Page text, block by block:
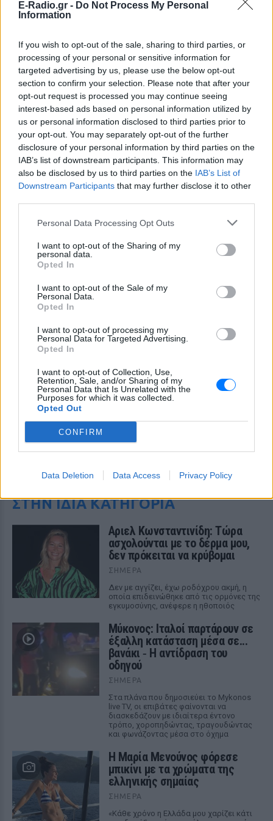
E-Radio.gr - Do Not Process My Personal
Information
If you wish to opt-out of the sale, sharing to third parties, or
processing of your personal or sensitive information for
targeted advertising by us, please use the below opt-out
section to confirm your selection. Please note that after your
opt-out request is processed you may continue seeing
interest-based ads based on personal information utilized by
us or personal information disclosed to third parties prior to
your opt-out. You may separately opt-out of the further
disclosure of your personal information by third parties on the
IAB’s list of downstream participants. This information may
also be disclosed by us to third parties on the IAB’s List of
Downstream Participants that may further disclose it to other
Personal Data Processing Opt Outs
I want to opt-out of the Sharing of my
personal data.
Opted In
I want to opt-out of the Sale of my
Personal Data.
Opted In
I want to opt-out of processing my
Personal Data for Targeted Advertising.
Opted In
I want to opt-out of Collection, Use,
Retention, Sale, and/or Sharing of my
Personal Data that Is Unrelated with the
Purposes for which it was collected.
Opted Out
CONFIRM
Data Deletion Data Access Privacy Policy
Ακολουθήστε το E-Radio.gr στο Google News
και μάθετε πρώτοι τα πιο hot νέα
Διαβάστε περισσότερα θέματα γιαΜόδα
Ομορφιά,Σχέσειςκαι φυσικάCelebrities στο νέο
Pink.gr!
Ακολουθήστε το E-Radio.gr και στο Instagram
ΔΙΑΦΗΜΙΣΗ
ΔΕΙΤΕ ΕΠΙΣΗΣ
ΣΤΗΝ ΙΔΙΑ ΚΑΤΗΓΟΡΙΑ
Αριελ Κωνσταντινίδη: Τώρα
ασχολούνται με το δέρμα μου,
δεν πρόκειται να κρύβομαι
ΣΉΜΕΡΑ
Δεν με αγγίζει, έχω ροδόχρου ακμή, η
οποία επιδεινώθηκε από τις ορμόνες της
εγκυμοσύνης, ανέφερε η ηθοποιός
Μύκονος: Ιταλοί παρτάρουν σε
έξαλλη κατάσταση μέσα σε...
βανάκι ‑ Η αντίδραση του
οδηγού
ΣΉΜΕΡΑ
Στα πλάνα που δημοσιεύει το Mykonos
live TV, οι επιβάτες φαίνονται να
διασκεδάζουν με ιδιαίτερα έντονο
τρόπο, χοροπηδώντας, τραγουδώντας
και φωνάζοντας μέσα στο όχημα
Η Μαρία Μενούνος φόρεσε
μπικίνι με τα χρώματα της
ελληνικής σημαίας
ΣΉΜΕΡΑ
«Κάθε χρόνο η Ελλάδα μου χαρίζει κάτι